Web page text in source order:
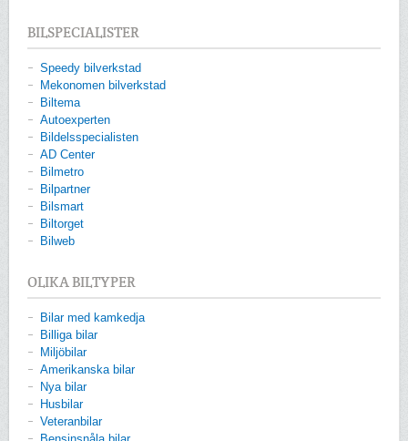
BILSPECIALISTER
Speedy bilverkstad
Mekonomen bilverkstad
Biltema
Autoexperten
Bildelsspecialisten
AD Center
Bilmetro
Bilpartner
Bilsmart
Biltorget
Bilweb
OLIKA BILTYPER
Bilar med kamkedja
Billiga bilar
Miljöbilar
Amerikanska bilar
Nya bilar
Husbilar
Veteranbilar